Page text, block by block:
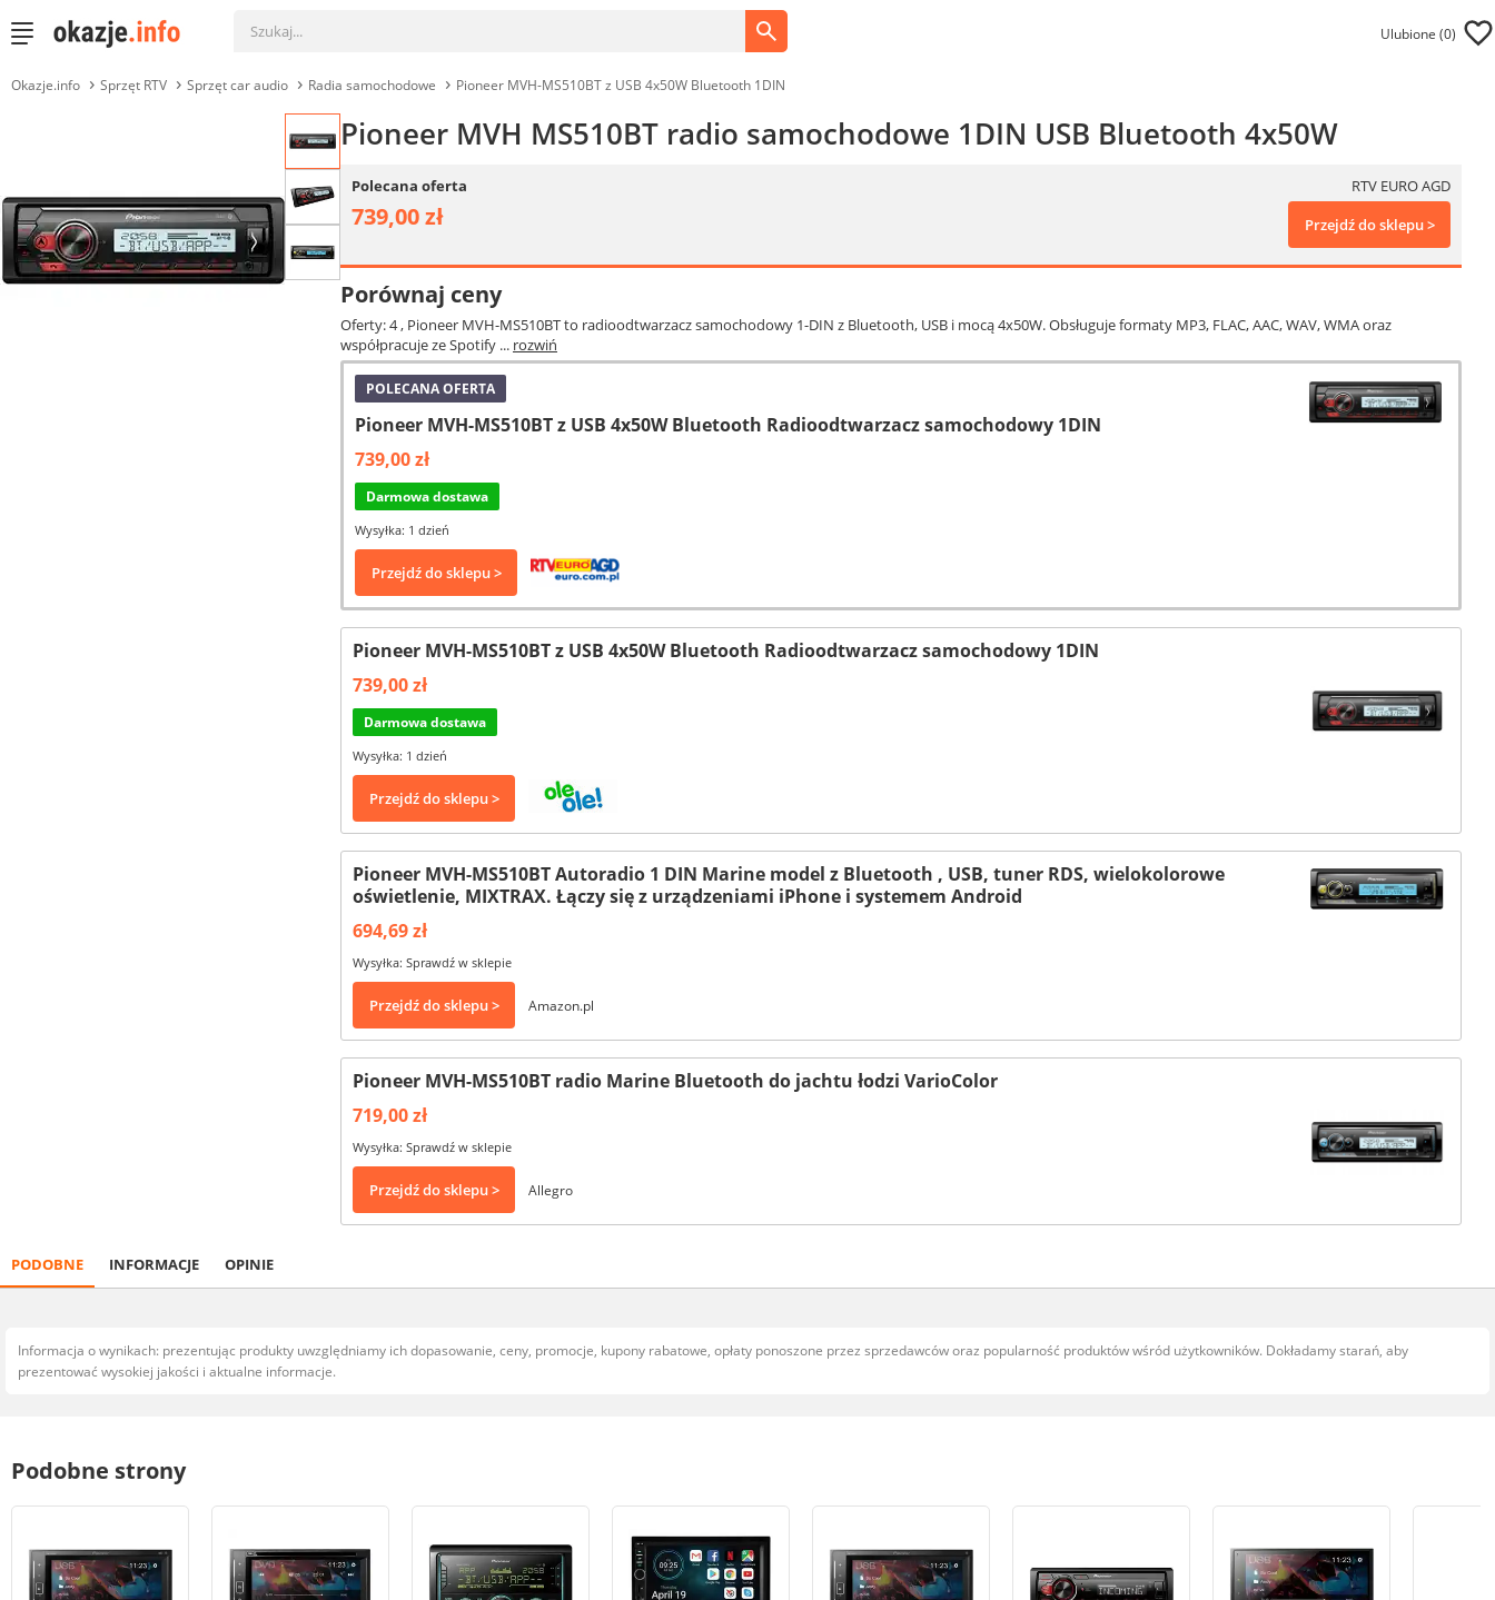
Ulubione (0)
Okazje.info Sprzęt RTV Sprzęt car audio Radia samochodowe Pioneer MVH-MS510BT z USB 4x50W Bluetooth 1DIN
Pioneer MVH MS510BT radio samochodowe 1DIN USB Bluetooth 4x50W
Polecana oferta RTV EURO AGD
739,00 zł Przejdź do sklepu >
Porównaj ceny
Oferty: 4, Pioneer MVH-MS510BT to radioodtwarzacz samochodowy 1-DIN z Bluetooth, USB i mocą 4x50W. Obsługuje formaty MP3, FLAC, AAC, WAV, WMA oraz
współpracuje ze Spotify ... rozwiń
POLECANA OFERTA
Pioneer MVH-MS510BT z USB 4x50W Bluetooth Radioodtwarzacz samochodowy 1DIN
739,00 zł
Darmowa dostawa
Wysyłka: 1 dzień
Przejdź do sklepu >
Pioneer MVH-MS510BT z USB 4x50W Bluetooth Radioodtwarzacz samochodowy 1DIN
739,00 zł
Darmowa dostawa
Wysyłka: 1 dzień
Przejdź do sklepu >
Pioneer MVH-MS510BT Autoradio 1 DIN Marine model z Bluetooth , USB, tuner RDS, wielokolorowe
oświetlenie, MIXTRAX. Łączy się z urządzeniami iPhone i systemem Android
694,69 zł
Wysyłka: Sprawdź w sklepie
Przejdź do sklepu > Amazon.pl
Pioneer MVH-MS510BT radio Marine Bluetooth do jachtu łodzi VarioColor
719,00 zł
Wysyłka: Sprawdź w sklepie
Przejdź do sklepu > Allegro
PODOBNE INFORMACJE OPINIE
Informacja o wynikach: prezentując produkty uwzględniamy ich dopasowanie, ceny, promocje, kupony rabatowe, opłaty ponoszone przez sprzedawców oraz popularność produktów wśród użytkowników. Dokładamy starań, aby
prezentować wysokiej jakości i aktualne informacje.
Podobne strony